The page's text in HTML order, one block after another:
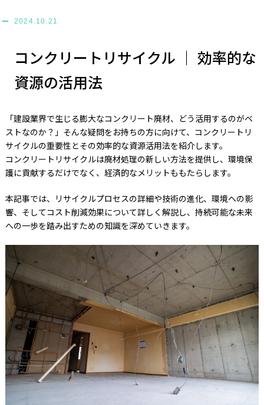
2024.10.21
コンクリートリサイクル ｜ 効率的な
資源の活用法
「建設業界で生じる膨大なコンクリート廃材、どう活用するのがベ
ストなのか？」そんな疑問をお持ちの方に向けて、コンクリートリ
サイクルの重要性とその効率的な資源活用法を紹介します。
コンクリートリサイクルは廃材処理の新しい方法を提供し、環境保
護に貢献するだけでなく、経済的なメリットももたらします。
本記事では、リサイクルプロセスの詳細や技術の進化、環境への影
響、そしてコスト削減効果について詳しく解説し、持続可能な未来
への一歩を踏み出すための知識を深めていきます。